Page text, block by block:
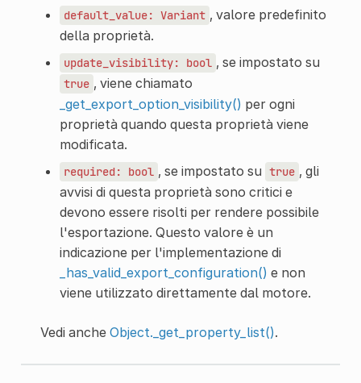
default_value: Variant , valore predefinito
della proprietà.
update_visibility: bool , se impostato su
true , viene chiamato
_get_export_option_visibility() per ogni
proprietà quando questa proprietà viene
modificata.
required: bool , se impostato su true , gli
avvisi di questa proprietà sono critici e
devono essere risolti per rendere possibile
l'esportazione. Questo valore è un
indicazione per l'implementazione di
_has_valid_export_configuration() e non
viene utilizzato direttamente dal motore.
Vedi anche Object._get_property_list().